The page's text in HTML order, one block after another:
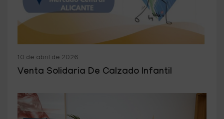
10 de abril de 2026
Venta Solidaria De Calzado Infantil